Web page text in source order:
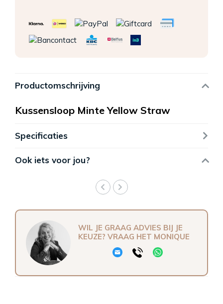
Productomschrijving
Kussensloop Minte Yellow Straw
Specificaties
Ook iets voor jou?
WIL JE GRAAG ADVIES BIJ JE
KEUZE? VRAAG HET MONIQUE